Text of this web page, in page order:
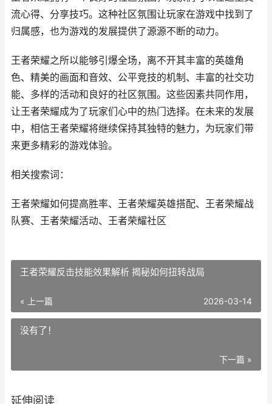
流心得、分享技巧。这种社区氛围让玩家在游戏中找到了
归属感，也为游戏的发展提供了源源不断的动力。
王者荣耀之所以能够引爆全场，离不开其丰富的英雄角
色、精美的画面和音效、公平竞技的机制、丰富的社交功
能、多样的活动和良好的社区氛围。这些因素共同作用，
让王者荣耀成为了玩家们心中的热门选择。在未来的发展
中，相信王者荣耀将继续保持其独特的魅力，为玩家们带
来更多精彩的游戏体验。
相关搜索词：
王者荣耀如何提高胜率、王者荣耀英雄搭配、王者荣耀战
队赛、王者荣耀活动、王者荣耀社区
王者荣耀反击技能效果解析 揭秘如何扭转战局
« 上一篇 2026-03-14
没有了！
下一篇 »
延伸阅读